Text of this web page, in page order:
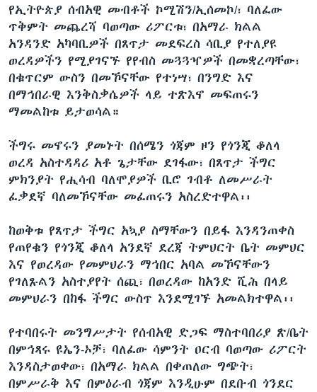
የኢትዮጵያ ሰብአዊ መብቶች ኮሚሽን/ኢሰመኮ/፣ ባለፈው
ጥቅምት መጨረሻ ባወጣው ሪፖርቱ፣ በአማራ ክልል
አንዳንድ አካባቢዎች በጸጥታ መደፍረስ ሳቢያ የተለያዩ
ወረዳዎችን የሚያገናኙ የየብስ መጓጓዣዎች በመቋረጣቸው፣
በቁጥርም ውስን በመኾናቸው የተነሣ፣ በንግድ እና
በማኅበራዊ እንቅስቃሴዎች ላይ ተጽእኖ መፍጠሩን
ማመልከቱ ይታወሳል።
ችግሩ መኖሩን ያመኑት በሰሜን ጎጃም ዞን የጎንጂ ቆለላ
ወረዳ አስተዳዳሪ አቶ ጌታቸው ደገፋው፣ በጸጥታ ችግር
ምክንያት የሒሳብ ባለሞያዎች ቢሮ ገብቶ ለመሥራት
ፈቃደኛ ባለመኾናቸው መፈጠሩን አስረድተዋል፡፡
ከወቅቱ የጸጥታ ችግር አኳያ ስማቸውን በይፋ እንዳንጠቀስ
የጠየቁን የጎንጂ ቆለላ አንደኛ ደረጃ ትምህርት ቤት መምህር
እና የወረዳው የመምህራን ማኅበር አባል መኾናቸውን
የገለጹልን አስተያየት ሰጪ፣ በወረዳው ከአንድ ሺሕ በላይ
መምህራን በከፋ ችግር ውስጥ እንደሚገኙ አመልክተዋል፡፡
የተባበሩት መንግሥታት የሰብአዊ ድጋፍ ማስተባበሪያ ጽ/ቤት
በምኅጻሩ ዩኤን-ኦቻ፣ ባለፈው ሳምንት ዐርብ ባወጣው ሪፖርት
እንዳስታወቀው፣ በአማራ ክልል በቀጠለው ግጭት፣
በምሥራቅ እና በምዕራብ ጎጃም እንዲሁም በደቡብ ጎንደር